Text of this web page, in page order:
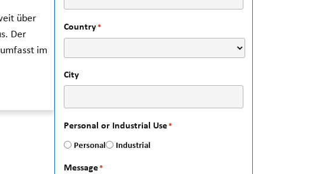
über
Der
im
Country*
City
Personal or Industrial Use*
Personal Industrial
Message*